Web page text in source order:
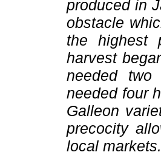
produced in
obstacle
the highest
harvest
needed two
needed four
Galleon
precocity
local markets.